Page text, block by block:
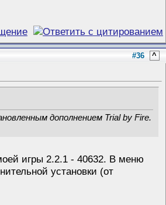
#36 ^
дополнением Trial by Fire.
игры 2.2.1 - 40632. В меню
установки (от